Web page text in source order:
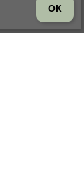
модели и
ОК